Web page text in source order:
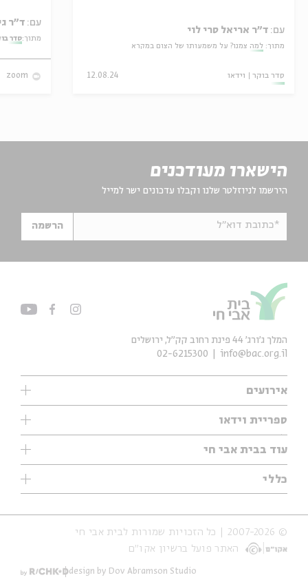
עם: ד"ר אריאל סרי לוי
מתוך: למה צמנו? על משמעותו של הצום במקרא
סדר בוקר וידאו 12.08.24
עם: ד"ר גילי זיוון
מתוך:סדר
zoom
הישארו מעודכנים
הירשמו לניוזלטר שלנו וקבלו עדכונים ישר למייל
*כתובת דוא"ל הרשמה
אירועים
עיון
אנגלית
נוער
סדרות
אירועי עבר
אירועים בירושלים
ספריית וידאו
ילדים
מוזיקה
עיון
מיוחדים
עוד בבית אבי חי
תערוכות
מיוחדים
כללי
אודות
הצהרת נגישות
תנאי שימוש והצהרת פרטיות
המלך ג'ורג' 44 פינת רחוב קק״ל, ירושלים
info@bac.org.il
02-6215300
© 2007-2026 | כל הזכויות שמורות לבית אבי חי
האתר פועל ברשיון אקו״ם
design by Dov Abramson Studio